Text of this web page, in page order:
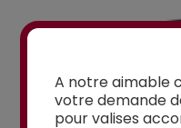
A notre aimable
votre demande
pour valises